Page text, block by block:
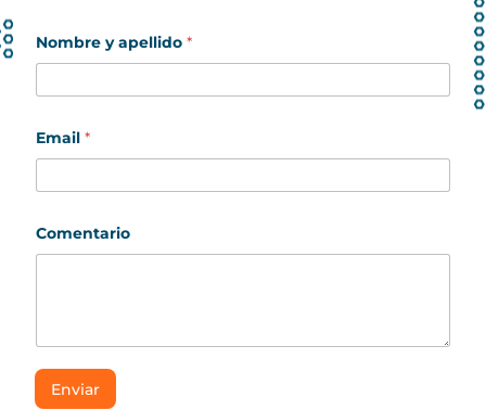
p
e
l
d
o
p
l
Nombre y apellido *
Email *
Comentario
Enviar